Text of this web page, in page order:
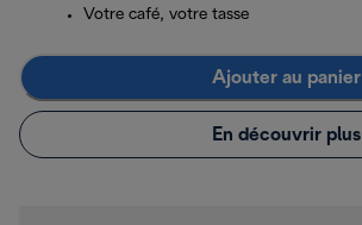
Votre café, votre tasse
Ajouter au panier
En découvrir plus